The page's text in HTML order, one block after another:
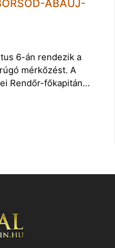
ABAÚJ-
6-án rendezik a
mérkőzést. A
Rendőr-főkapitán…